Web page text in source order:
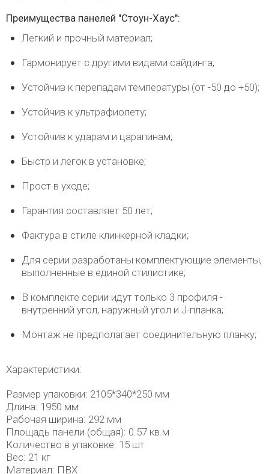
Преимущества панелей "Стоун-Хаус":
Легкий и прочный материал;
Гармонирует с другими видами сайдинга;
Устойчив к перепадам температуры (от -50 до +50);
Устойчив к ультрафиолету;
Устойчив к ударам и царапинам;
Быстр и легок в установке;
Прост в уходе;
Гарантия составляет 50 лет;
Фактура в стиле клинкерной кладки;
Для серии разработаны комплектующие элементы,
выполненные в единой стилистике;
В комплекте серии идут только 3 профиля -
внутренний угол, наружный угол и J-планка;
Монтаж не предполагает соединительную планку;
Характеристики:
Размер упаковки: 2105*340*250 мм
Длина: 1950 мм
Рабочая ширина: 292 мм
Площадь панели (общая): 0.57 кв.м
Количество в упаковке: 15 шт
Вес: 21 кг
Материал: ПВХ